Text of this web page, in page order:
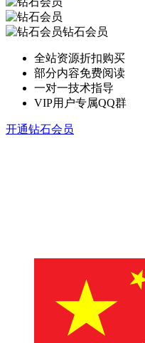
钻石会员
全站资源折扣购买
部分内容免费阅读
一对一技术指导
VIP用户专属QQ群
开通钻石会员